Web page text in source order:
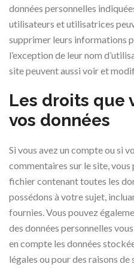
données personnelles
utilisateurs et utilisatrices
supprimer leurs informations
l’exception de leur nom
site peuvent aussi voir et
Les droits que
vos données
Si vous avez un compte ou si
commentaires sur le site,
fichier contenant toutes les
possédons à votre sujet,
fournies. Vous pouvez
des données personnelles
en compte les données
légales ou pour des raisons de